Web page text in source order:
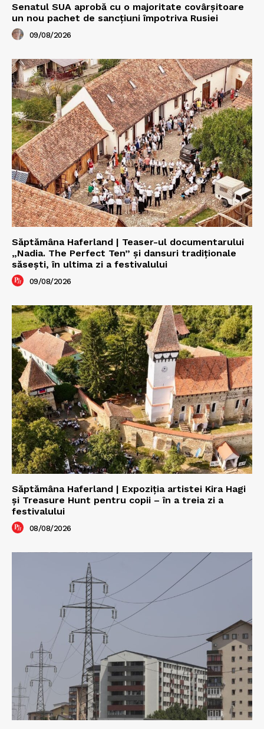
Senatul SUA aprobă cu o majoritate covârșitoare
un nou pachet de sancțiuni împotriva Rusiei
09/08/2026
Săptămâna Haferland | Teaser-ul documentarului
„Nadia. The Perfect Ten” şi dansuri tradiţionale
săseşti, în ultima zi a festivalului
09/08/2026
Săptămâna Haferland | Expoziţia artistei Kira Hagi
şi Treasure Hunt pentru copii – în a treia zi a
festivalului
08/08/2026